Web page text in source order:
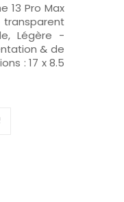
13 Pro Max
transparent
Légère -
& de
: 17 x 8.5